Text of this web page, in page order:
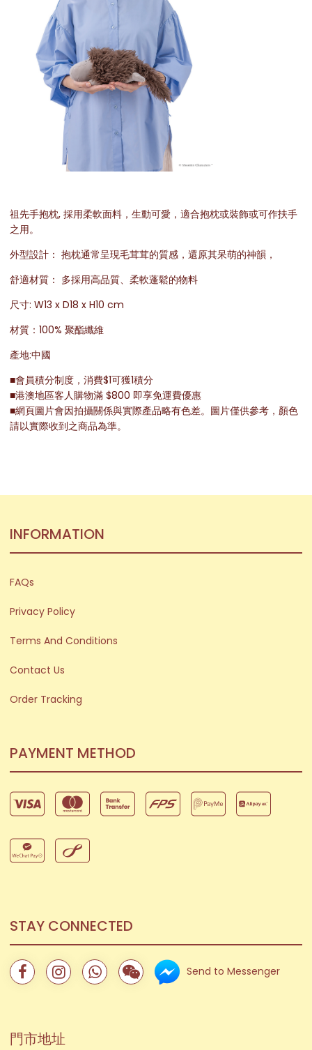
祖先手抱枕, 採用柔軟面料，生動可愛，適合抱枕或裝飾或可作扶手
之用。
外型設計： 抱枕通常呈現毛茸茸的質感，還原其呆萌的神韻，
舒適材質： 多採用高品質、柔軟蓬鬆的物料
尺寸: W13 x D18 x H10 cm
材質：100% 聚酯纖維
產地:中國
■會員積分制度，消費$1可獲1積分
■港澳地區客人購物滿 $800 即享免運費優惠
■網頁圖片會因拍攝關係與實際產品略有色差。圖片僅供參考，顏色
請以實際收到之商品為準。
INFORMATION
FAQs
Privacy Policy
Terms And Conditions
Contact Us
Order Tracking
PAYMENT METHOD
STAY CONNECTED
Send to Messenger
門市地址